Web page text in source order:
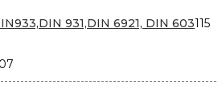
931,DIN 6921, DIN 603115
товаров